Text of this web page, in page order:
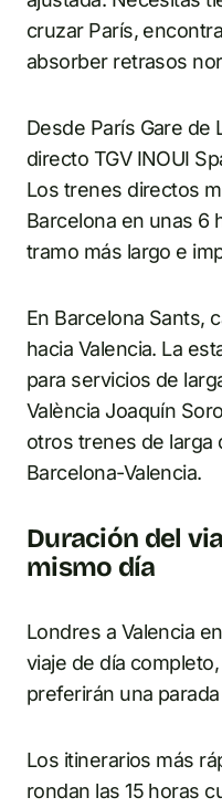
cruzar París,
absorber retrasos
Desde París Gare de
directo TGV INOUI
Los trenes directos
Barcelona en unas 6
tramo más largo e
En Barcelona Sants,
hacia Valencia. La
para servicios de
València Joaquín
otros trenes de larga
Barcelona-Valencia.
Duración del
mismo día
Londres a Valencia
viaje de día
preferirán una
Los itinerarios más
rondan las 15 horas